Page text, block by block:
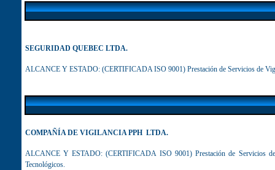
SEGURIDAD QUEBEC LTDA.
ALCANCE Y ESTADO: (CERTIFICADA ISO 9001) Prestación de Servicios de
COMPAÑÍA DE VIGILANCIA PPH LTDA.
ALCANCE Y ESTADO:(CERTIFICADA ISO 9001) Prestación de Servicios
Tecnológicos.